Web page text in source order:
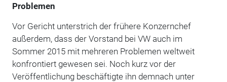
Problemen
Vor Gericht unterstrich der frühere Konzernchef
außerdem, dass der Vorstand bei VW auch im
Sommer 2015 mit mehreren Problemen weltweit
konfrontiert gewesen sei. Noch kurz vor der
Veröffentlichung beschäftigte ihn demnach unter